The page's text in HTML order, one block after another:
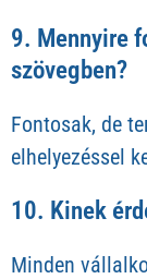
9. Mennyire
szövegben?
Fontosak, de
elhelyezéssel
10. Kinek
Minden